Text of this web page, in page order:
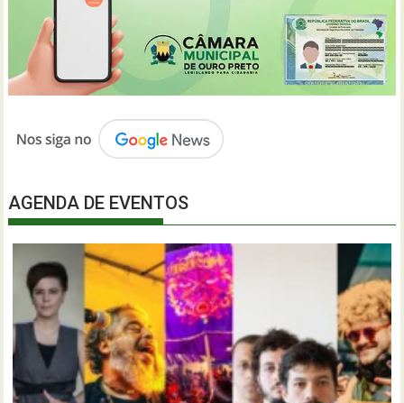
AGENDA DE EVENTOS